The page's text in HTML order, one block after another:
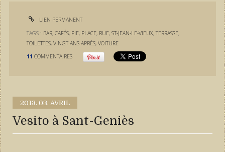
LIEN PERMANENT
TAGS : BAR,CAFÉS, PIE, PLACE, RUE,ST-JEAN-LE-VIEUX,TERRASSE,
TOILETTES,VINGT ANS APRÈS,VOITURE
11 COMMENTAIRES
2013. 03. AVRIL
Vesito à Sant-Geniès